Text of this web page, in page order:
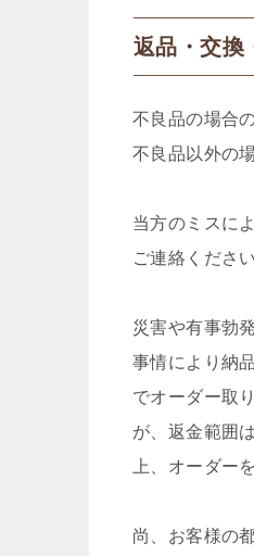
返品・交換
不良品の場合
不良品以外の
当方のミスに
ご連絡くださ
災害や有事勃
事情により納
でオーダー取
が、返金範囲
上、オーダー
尚、お客様の